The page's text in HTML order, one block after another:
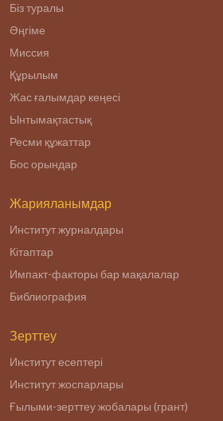
Біз туралы
Әңгіме
Миссия
Құрылым
Жас ғалымдар кеңесі
Ынтымақтастық
Ресми құжаттар
Бос орындар
Жарияланымдар
Институт журналдары
Кітаптар
Импакт-факторы бар мақалалар
Библиография
Зерттеу
Институт есептері
Институт жоспарлары
Ғылыми-зерттеу жобалары (грант)